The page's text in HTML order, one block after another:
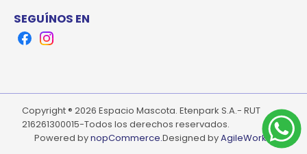
SEGUÍNOS EN
FacebookInstagram
Copyright ® 2026 Espacio Mascota. Etenpark S.A.- RUT
216261300015-Todos los derechos reservados.
Powered bynopCommerce.Designed byAgileWorks.